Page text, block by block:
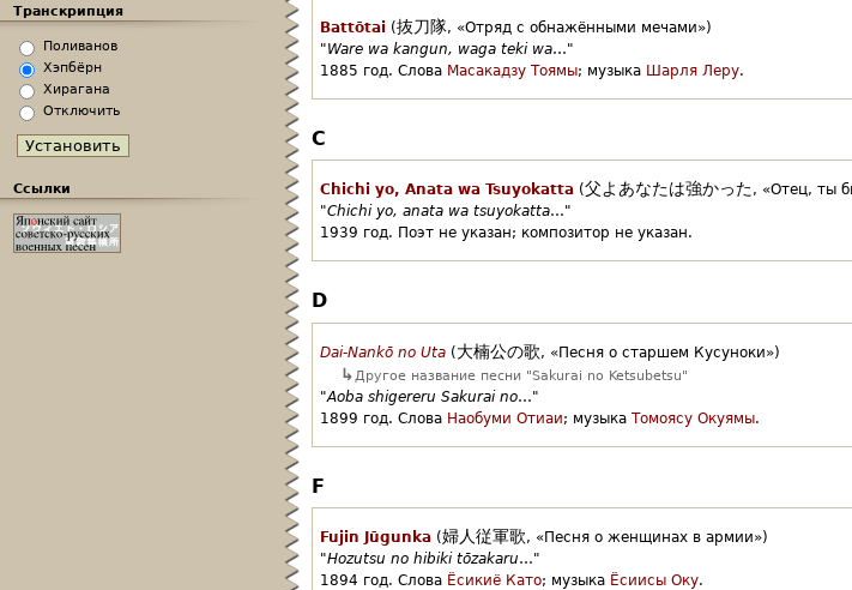
Battōtai (抜刀隊, «Отряд с обнажёнными мечами»)
"Ware wa kangun, waga teki wa…"
1885 год. Слова Масакадзу Тоямы; музыка Шарля Леру.
C
Chichi yo, Anata wa Tsuyokatta (父よあなたは強かった, «Отец, ты
"Chichi yo, anata wa tsuyokatta…"
1939 год. Поэт не указан; композитор не указан.
D
Dai-Nankō no Uta (大楠公の歌, «Песня о старшем Кусуноки»)
↳ Другое название песни "Sakurai no Ketsubetsu"
"Aoba shigereru Sakurai no…"
1899 год. Слова Наобуми Отиаи; музыка Томоясу Окуямы.
F
Fujin Jūgunka (婦人従軍歌, «Песня о женщинах в армии»)
"Hozutsu no hibiki tōzakaru…"
1894 год. Слова Ёсикиё Като; музыка Ёсиисы Оку.
Транскрипция
Поливанов
Хэпбёрн
Хирагана
Отключить
Ссылки